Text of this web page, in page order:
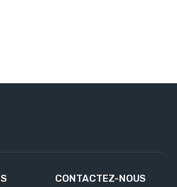
CONTACTEZ-NOUS